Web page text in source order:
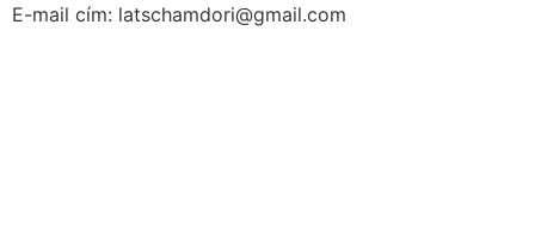
E-mail cím: latschamdori@gmail.com